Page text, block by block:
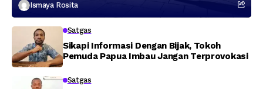
Ismaya Rosita
Satgas
Sikapi Informasi Dengan Bijak, Tokoh
Pemuda Papua Imbau Jangan Terprovokasi
Satgas